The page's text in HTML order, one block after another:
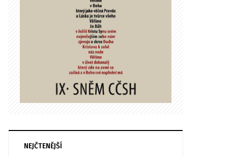
NEJČTENĚJŠÍ